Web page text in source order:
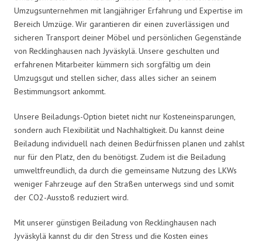
Umzugsunternehmen mit langjähriger Erfahrung und Expertise im
Bereich Umzüge. Wir garantieren dir einen zuverlässigen und
sicheren Transport deiner Möbel und persönlichen Gegenstände
von Recklinghausen nach Jyväskylä. Unsere geschulten und
erfahrenen Mitarbeiter kümmern sich sorgfältig um dein
Umzugsgut und stellen sicher, dass alles sicher an seinem
Bestimmungsort ankommt.
Unsere Beiladungs-Option bietet nicht nur Kosteneinsparungen,
sondern auch Flexibilität und Nachhaltigkeit. Du kannst deine
Beiladung individuell nach deinen Bedürfnissen planen und zahlst
nur für den Platz, den du benötigst. Zudem ist die Beiladung
umweltfreundlich, da durch die gemeinsame Nutzung des LKWs
weniger Fahrzeuge auf den Straßen unterwegs sind und somit
der CO2-Ausstoß reduziert wird.
Mit unserer günstigen Beiladung von Recklinghausen nach
Jyväskylä kannst du dir den Stress und die Kosten eines